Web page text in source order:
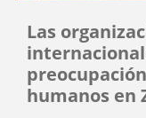
Las
humanos en